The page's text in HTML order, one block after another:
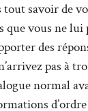
savoir de
que vous ne lui
des
pas à
normal